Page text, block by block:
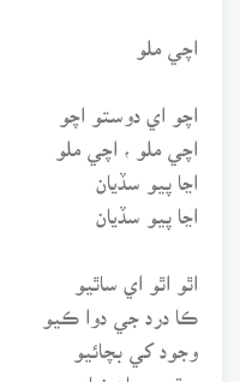
اچي ملو
اچو اي دوستو اچو
اچي ملو ، اچي ملو
اڃا پيو سڏيان
اڃا پيو سڏيان
اٿو اٿو اي ساٿيو
ڪا درد جي دوا ڪيو
وجود کي بچائيو
۽ قوم سان نڀاهيو